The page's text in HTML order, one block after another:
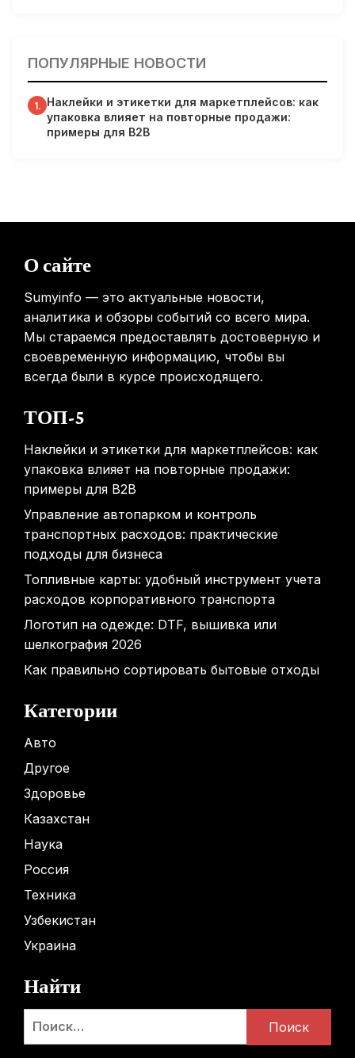
31.01.2026
Гарвардские ученые обнаружили сеть лимфатических
сосудов в мозге человека и мышей
31.01.2026
выявления рисков раннего старения
ПОПУЛЯРНЫЕ НОВОСТИ
1. Наклейки и этикетки для маркетплейсов: как
упаковка влияет на повторные продажи:
примеры для B2B
О сайте
Sumyinfo — это актуальные новости,
аналитика и обзоры событий со всего мира.
Мы стараемся предоставлять достоверную и
своевременную информацию, чтобы вы
всегда были в курсе происходящего.
ТОП-5
Наклейки и этикетки для маркетплейсов: как
упаковка влияет на повторные продажи:
примеры для B2B
Управление автопарком и контроль
транспортных расходов: практические
подходы для бизнеса
Топливные карты: удобный инструмент учета
расходов корпоративного транспорта
Логотип на одежде: DTF, вышивка или
шелкография 2026
Как правильно сортировать бытовые отходы
Категории
Авто
Другое
Здоровье
Казахстан
Наука
Россия
Техника
Узбекистан
Украина
Найти
Найти: